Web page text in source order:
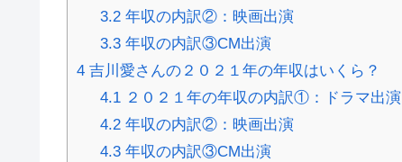
3.2年収の内訳②：映画出演
3.3年収の内訳③CM出演
4 吉川愛さんの２０２１年の年収はいくら？
4.1２０２１年の年収の内訳①：ドラマ出演
4.2年収の内訳②：映画出演
4.3年収の内訳③CM出演